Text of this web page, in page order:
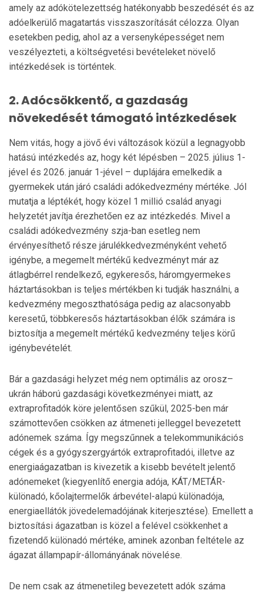
amely az adókötelezettség hatékonyabb beszedését és az
adóelkerülő magatartás visszaszorítását célozza. Olyan
esetekben pedig, ahol az a versenyképességet nem
veszélyezteti, a költségvetési bevételeket növelő
intézkedések is történtek.
2. Adócsökkentő, a gazdaság
növekedését támogató intézkedések
Nem vitás, hogy a jövő évi változások közül a legnagyobb
hatású intézkedés az, hogy két lépésben – 2025. július 1-
jével és 2026. január 1-jével – duplájára emelkedik a
gyermekek után járó családi adókedvezmény mértéke. Jól
mutatja a léptékét, hogy közel 1 millió család anyagi
helyzetét javítja érezhetően ez az intézkedés. Mivel a
családi adókedvezmény szja-ban esetleg nem
érvényesíthető része járulékkedvezményként vehető
igénybe, a megemelt mértékű kedvezményt már az
átlagbérrel rendelkező, egykeresős, háromgyermekes
háztartásokban is teljes mértékben ki tudják használni, a
kedvezmény megoszthatósága pedig az alacsonyabb
keresetű, többkeresős háztartásokban élők számára is
biztosítja a megemelt mértékű kedvezmény teljes körű
igénybevételét.
Bár a gazdasági helyzet még nem optimális az orosz–
ukrán háború gazdasági következményei miatt, az
extraprofitadók köre jelentősen szűkül, 2025-ben már
számottevően csökken az átmeneti jelleggel bevezetett
adónemek száma. Így megszűnnek a telekommunikációs
cégek és a gyógyszergyártók extraprofitadói, illetve az
energiaágazatban is kivezetik a kisebb bevételt jelentő
adónemeket (kiegyenlítő energia adója, KÁT/METÁR-
különadó, kőolajtermelők árbevétel-alapú különadója,
energiaellátók jövedelemadójának kiterjesztése). Emellett a
biztosítási ágazatban is közel a felével csökkenhet a
fizetendő különadó mértéke, aminek azonban feltétele az
ágazat állampapír-állományának növelése.
De nem csak az átmenetileg bevezetett adók száma